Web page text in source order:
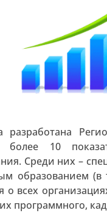
10
Среди них –
образованием
о всех
программного,